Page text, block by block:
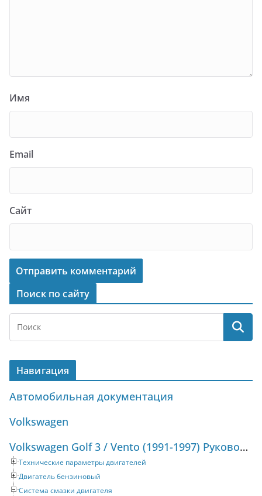
Имя
Email
Сайт
Поиск по сайту
Навигация
Автомобильная документация
Volkswagen
Volkswagen Golf 3 / Vento (1991-1997) Руководство по ремонту и техническому обслуживанию
Технические параметры двигателей
Двигатель бензиновый
Система смазки двигателя